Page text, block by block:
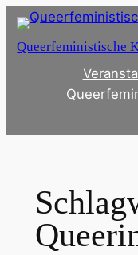
Zum
springen
Queerfeministische